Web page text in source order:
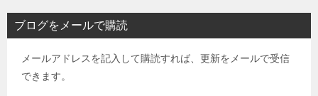
ブログをメールで購読
メールアドレスを記入して購読すれば、更新をメールで受信
できます。